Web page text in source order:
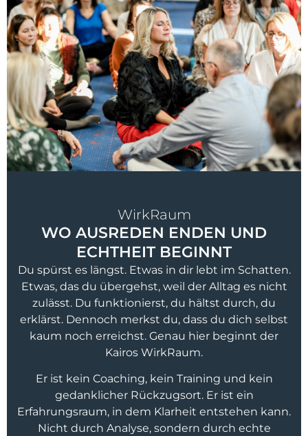
WirkRaum
WO AUSREDEN ENDEN UND
ECHTHEIT BEGINNT
Du spürst es längst. Etwas in dir lebt im Schatten.
Etwas, das du übergehst, weil der Alltag es nicht
zulässt. Du funktionierst, du hältst durch, du
erklärst. Dennoch merkst du, dass du dich selbst
kaum noch erreichst. Genau hier beginnt der
Kairos WirkRaum.
Er ist kein Coaching, kein Training und kein
gedanklicher Rückzugsort. Er ist ein
Erfahrungsraum, in dem Klarheit entstehen kann.
Nicht durch Analyse, sondern durch echte